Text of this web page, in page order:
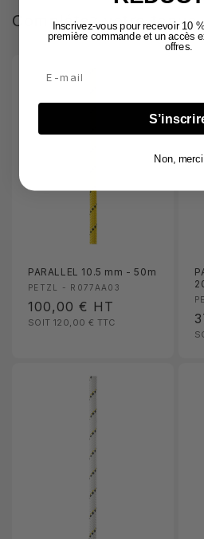
Complétez votre tenue
PARALLEL 10.5 mm - 50m
Fournisseur :
PETZL - R077AA03
Prix
habituel
100,00 € HT
SOIT 120,00 € TTC
Inscrivez-vous pour recevoir 10
première commande et un accès
offres.
Non, merci